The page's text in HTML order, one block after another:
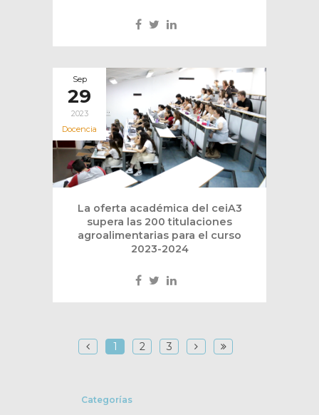
Sep
29
2023
Docencia
La oferta académica del ceiA3
supera las 200 titulaciones
agroalimentarias para el curso
2023-2024
1 2 3
Categorías